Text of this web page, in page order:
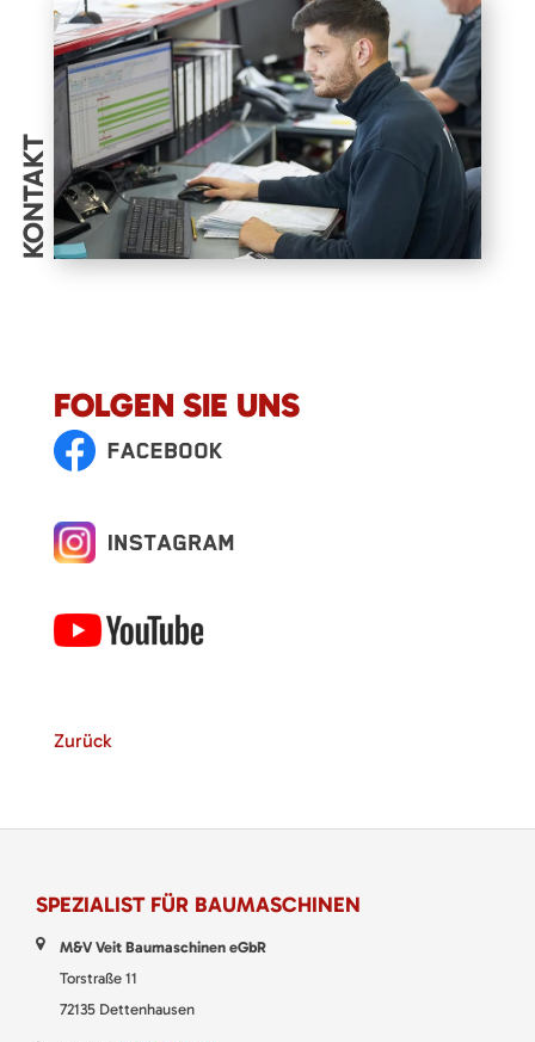
KONTAKT
FOLGEN SIE UNS
Zurück
SPEZIALIST FÜR BAUMASCHINEN
M&V Veit Baumaschinen eGbR
Torstraße 11
72135 Dettenhausen